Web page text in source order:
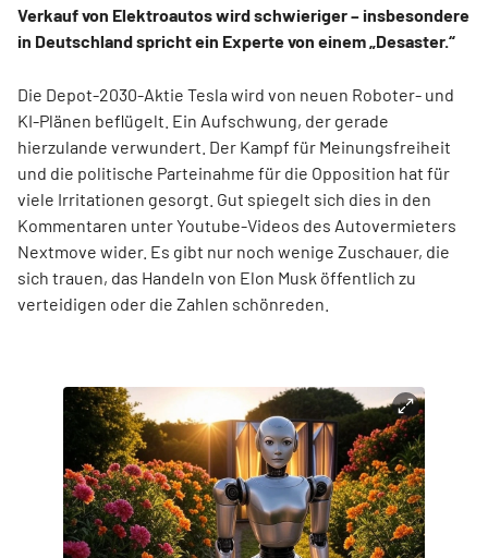
Verkauf von Elektroautos wird schwieriger – insbesondere
in Deutschland spricht ein Experte von einem „Desaster.“
Die Depot-2030-Aktie Tesla wird von neuen Roboter- und
KI-Plänen beflügelt. Ein Aufschwung, der gerade
hierzulande verwundert. Der Kampf für Meinungsfreiheit
und die politische Parteinahme für die Opposition hat für
viele Irritationen gesorgt. Gut spiegelt sich dies in den
Kommentaren unter Youtube-Videos des Autovermieters
Nextmove wider. Es gibt nur noch wenige Zuschauer, die
sich trauen, das Handeln von Elon Musk öffentlich zu
verteidigen oder die Zahlen schönreden.